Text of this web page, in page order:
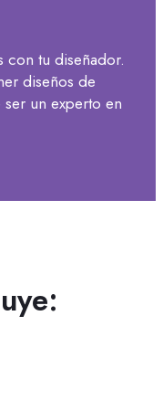
con tu diseñador.
diseños de
un experto en